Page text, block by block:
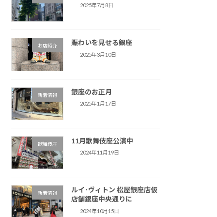
2025年7月8日
お店紹介 賑わいを見せる銀座
2025年3月10日
新着情報 銀座のお正月
2025年1月17日
歌舞伎座 11月歌舞伎座公演中
2024年11月19日
新着情報
ルイ･ヴィトン 松屋銀座店仮
店舗銀座中央通りに
2024年10月15日